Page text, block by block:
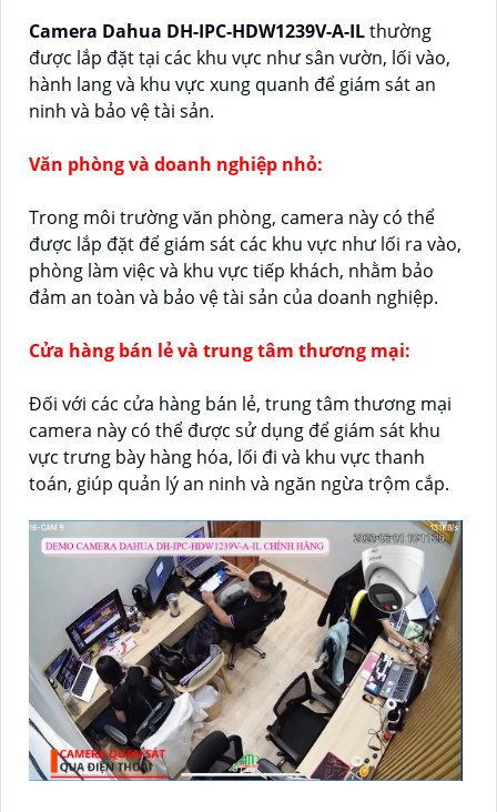
Camera Dahua DH-IPC-HDW1239V-A-ILthường
được lắp đặt tại các khu vực như sân vườn, lối vào,
hành lang và khu vực xung quanh để giám sát an
ninh và bảo vệ tài sản.
Văn phòng và doanh nghiệp nhỏ:
Trong môi trường văn phòng, camera này có thể
được lắp đặt để giám sát các khu vực như lối ra vào,
phòng làm việc và khu vực tiếp khách, nhằm bảo
đảm an toàn và bảo vệ tài sản của doanh nghiệp.
Cửa hàng bán lẻ và trung tâm thương mại:
Đối với các cửa hàng bán lẻ, trung tâm thương mại
camera này có thể được sử dụng để giám sát khu
vực trưng bày hàng hóa, lối đi và khu vực thanh
toán, giúp quản lý an ninh và ngăn ngừa trộm cắp.